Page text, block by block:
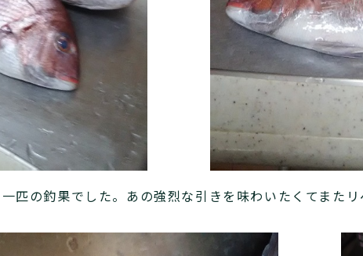
匹の釣果でした。あの強烈な引きを味わいたくてまたリ